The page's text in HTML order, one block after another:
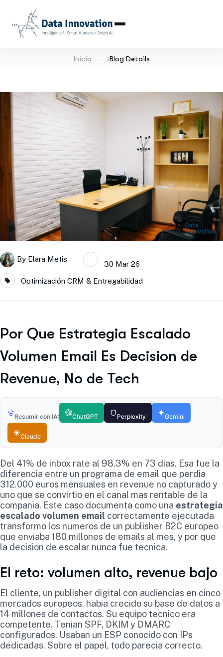
Inicio Blog Details
By Elara Metis
30 Mar 26
Optimización CRM & Entregabilidad
Por Que Estrategia Escalado
Volumen Email Es Decision de
Revenue, No de Tech
Resumir con IA: ChatGPT Perplexity Gemini
Claude
Del 41% de inbox rate al 98.3% en 73 dias. Esa fue la
diferencia entre un programa de email que perdia
312.000 euros mensuales en revenue no capturado y
uno que se convirtio en el canal mas rentable de la
compania. Este caso documenta como una estrategia
escalado volumen email correctamente ejecutada
transformo los numeros de un publisher B2C europeo
que enviaba 180 millones de emails al mes, y por que
la decision de escalar nunca fue tecnica.
El reto: volumen alto, revenue bajo
El cliente, un publisher digital con audiencias en cinco
mercados europeos, habia crecido su base de datos a
14 millones de contactos. Su equipo tecnico era
competente. Tenian SPF, DKIM y DMARC
configurados. Usaban un ESP conocido con IPs
dedicadas. Sobre el papel, todo parecia correcto.